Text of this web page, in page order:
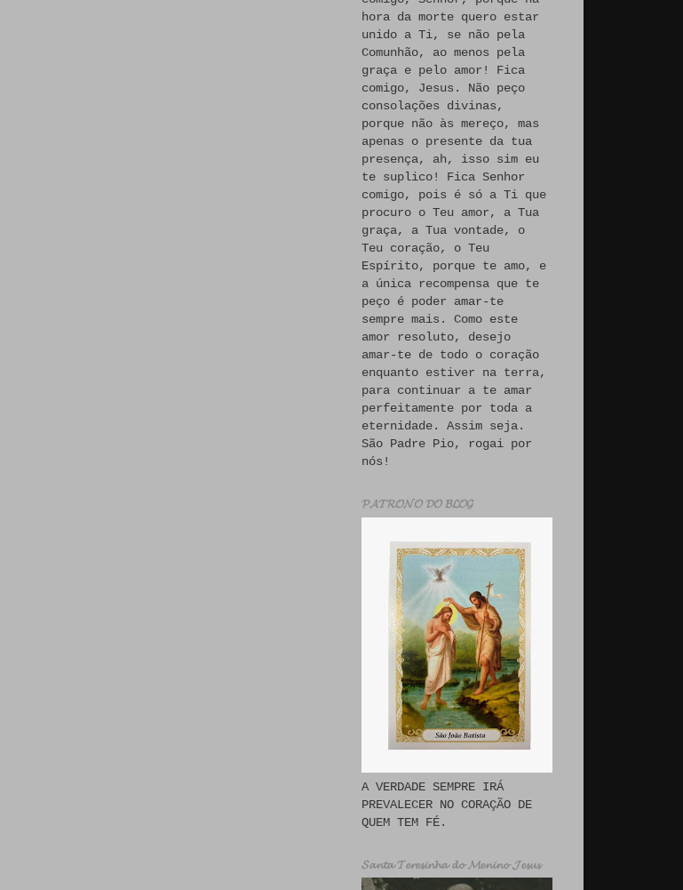
hora da morte quero estar
unido a Ti, se não pela
Comunhão, ao menos pela
graça e pelo amor! Fica
comigo, Jesus. Não peço
consolações divinas,
porque não às mereço, mas
apenas o presente da tua
presença, ah, isso sim eu
te suplico! Fica Senhor
comigo, pois é só a Ti que
procuro o Teu amor, a Tua
graça, a Tua vontade, o
Teu coração, o Teu
Espírito, porque te amo, e
a única recompensa que te
peço é poder amar-te
sempre mais. Como este
amor resoluto, desejo
amar-te de todo o coração
enquanto estiver na terra,
para continuar a te amar
perfeitamente por toda a
eternidade. Assim seja.
São Padre Pio, rogai por
nós!
𝓟𝓐𝓣𝓡𝓞𝓝𝓞 𝓓𝓞 𝓑𝓛𝓞𝓖
A VERDADE SEMPRE IRÁ
PREVALECER NO CORAÇÃO DE
QUEM TEM FÉ.
𝓢𝓪𝓷𝓽𝓪 𝓣𝓮𝓻𝓮𝓼𝓲𝓷𝓱𝓪 𝓭𝓸 𝓜𝓮𝓷𝓲𝓷𝓸 𝓙𝓮𝓼𝓾𝓼